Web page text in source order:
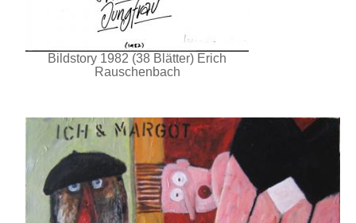
Bildstory 1982 (38 Blätter) Erich
Rauschenbach